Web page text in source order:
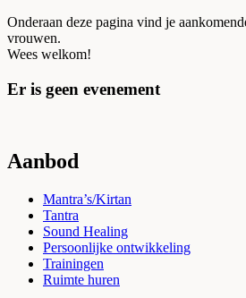
Onderaan deze pagina vind je
vrouwen.
Wees welkom!
Er is geen evenement
Aanbod
Mantra’s/Kirtan
Tantra
Sound Healing
Persoonlijke ontwikkeling
Trainingen
Ruimte huren